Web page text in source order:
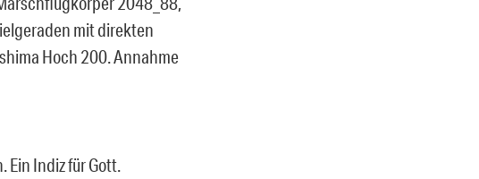
mit direkten
Hoch 200. Annahme
Ein Indiz für Gott.